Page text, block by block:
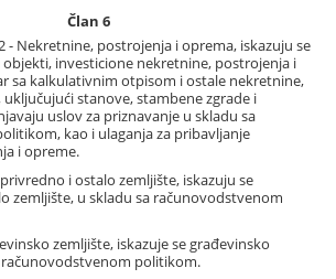
Član 6
- Nekretnine, postrojenja i oprema, iskazuju se
investicione nekretnine, postrojenja i
sa kalkulativnim otpisom i ostale nekretnine,
stanove, stambene zgrade i
uslov za priznavanje u skladu sa
kao i ulaganja za pribavljanje
i opreme.
i ostalo zemljište, iskazuju se
zemljište, u skladu sa računovodstvenom
zemljište, iskazuje se građevinsko
računovodstvenom politikom.